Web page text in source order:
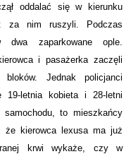
oddalać się w kierunku
za nim ruszyli. Podczas
zaparkowane ople.
i pasażerka zaczęli
Jednak policjanci
letnia kobieta i 28-letni
to mieszkańcy
że kierowca lexusa ma już
krwi wykaże, czy w